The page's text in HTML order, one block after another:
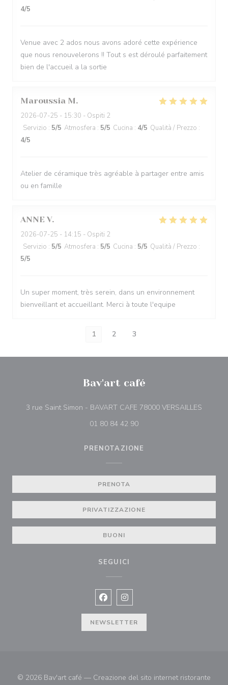
4/5
Venue avec 2 ados nous avons adoré cette expérience
que nous renouvelerons !! Tout s est déroulé parfaitement
bien de l'accueil a la sortie
Maroussia M
2026-07-25 - 15:30 - Ospiti 2
Servizio : 5/5 Atmosfera : 5/5 Cucina : 4/5 Qualità / Prezzo :
4/5
Atelier de céramique très agréable à partager entre amis
ou en famille
ANNE V
2026-07-25 - 14:15 - Ospiti 2
Servizio : 5/5 Atmosfera : 5/5 Cucina : 5/5 Qualità / Prezzo :
5/5
Un super moment, très serein, dans un environnement
bienveillant et accueillant. Merci à toute l'equipe
1 2 3
Bav'art café
3 rue Saint Simon - BAVART CAFE 78000 VERSAILLES
01 80 84 42 90
PRENOTAZIONE
PRENOTA
PRIVATIZZAZIONE
BUONI
SEGUICI
Facebook ((apre una nuova
Instagram ((apre una nuova
NEWSLETTER
© 2026 Bav'art café — Creazione del sito internet ristorante